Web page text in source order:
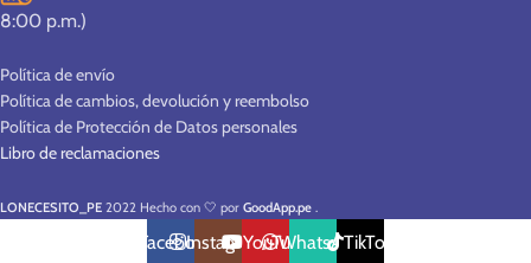
8:00 p.m.)
Política de envío
Política de cambios, devolución y reembolso
Política de Protección de Datos personales
Libro de reclamaciones
LONECESITO_PE 2022 Hecho con 🤍 por GoodApp.pe .
FacebookInstagramYouTubeWhatsAppTikTok